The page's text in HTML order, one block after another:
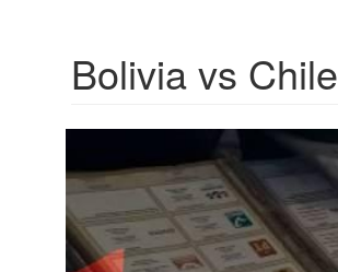
Bolivia vs Chile